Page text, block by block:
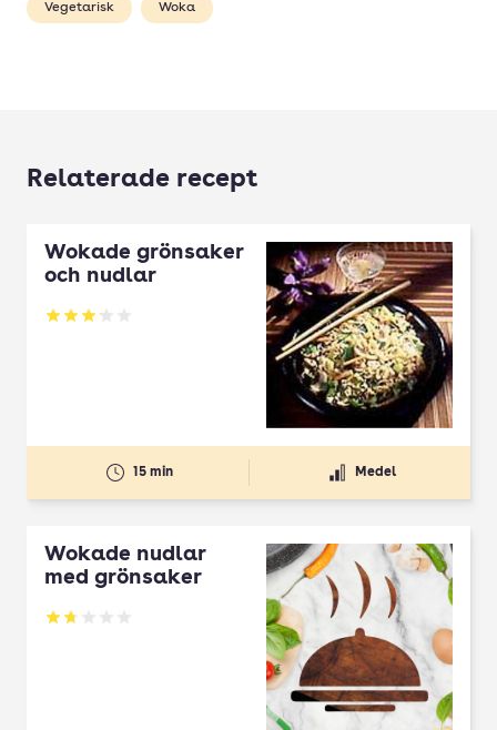
Vegetarisk Woka
Relaterade recept
Wokade grönsaker
och nudlar
Betyg: 3.13 av 5
15 min Medel
Wokade nudlar
med grönsaker
Betyg: 1.75 av 5